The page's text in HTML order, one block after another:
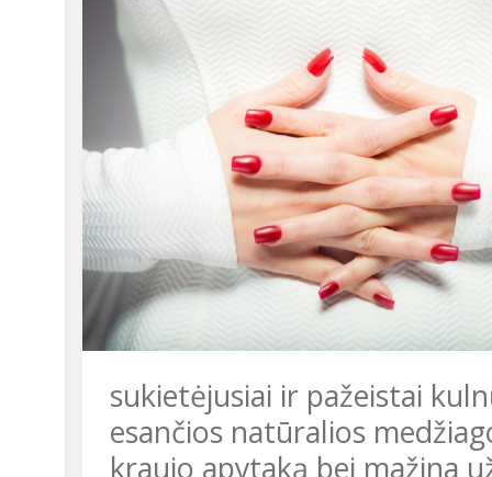
sukietėjusiai ir pažeistai
esančios natūralios
kraujo apytaką bei mažina